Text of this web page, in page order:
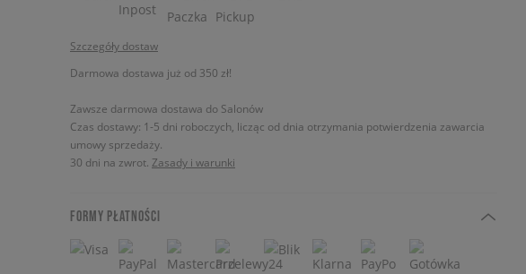
Szczegóły dostaw
Darmowa dostawa już od 350 zł!
Zawsze darmowa dostawa do Salonów
Czas dostawy: 1-5 dni roboczych, licząc od dnia otrzymania potwierdzenia zawarcia
umowy sprzedaży.
30 dni na zwrot. Zasady i warunki
FORMY PŁATNOŚCI